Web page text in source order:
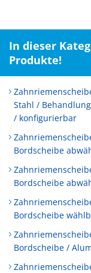
In dieser
Produkte!
Stahl /
/ konfigurierbar
Bordscheibe
Bordscheibe
Bordscheibe
Bordscheibe /